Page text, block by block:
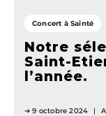
Concert à Sainté
Notre
Saint-
l’année.
9 octobre 2024